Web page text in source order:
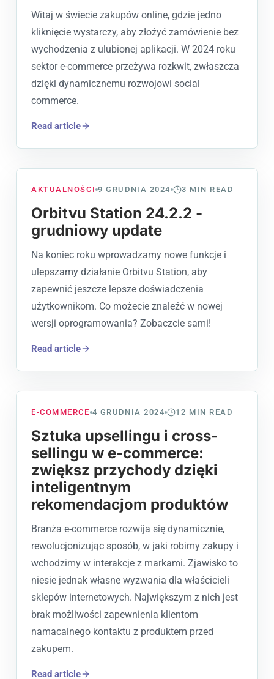
Witaj w świecie zakupów online, gdzie jedno
kliknięcie wystarczy, aby złożyć zamówienie bez
wychodzenia z ulubionej aplikacji. W 2024 roku
sektor e-commerce przeżywa rozkwit, zwłaszcza
dzięki dynamicznemu rozwojowi social
commerce.
Read article
AKTUALNOŚCI 9 GRUDNIA 2024 3 MIN READ
Orbitvu Station 24.2.2 -
grudniowy update
Na koniec roku wprowadzamy nowe funkcje i
ulepszamy działanie Orbitvu Station, aby
zapewnić jeszcze lepsze doświadczenia
użytkownikom. Co możecie znaleźć w nowej
wersji oprogramowania? Zobaczcie sami!
Read article
E-COMMERCE 4 GRUDNIA 2024 12 MIN READ
Sztuka upsellingu i cross-
sellingu w e-commerce:
zwiększ przychody dzięki
inteligentnym
rekomendacjom produktów
Branża e-commerce rozwija się dynamicznie,
rewolucjonizując sposób, w jaki robimy zakupy i
wchodzimy w interakcje z markami. Zjawisko to
niesie jednak własne wyzwania dla właścicieli
sklepów internetowych. Największym z nich jest
brak możliwości zapewnienia klientom
namacalnego kontaktu z produktem przed
zakupem.
Read article